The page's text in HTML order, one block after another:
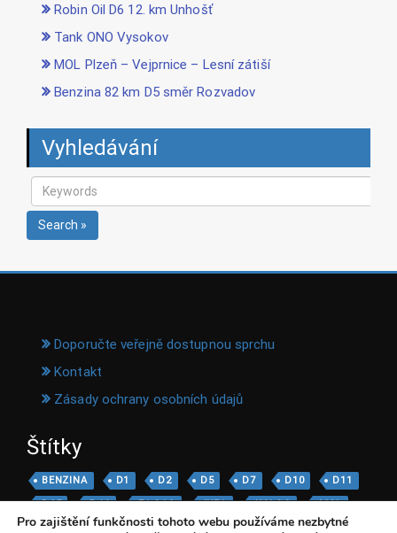
Robin Oil D6 12. km Unhošť
Tank ONO Vysokov
MOL Plzeň – Vejprnice – Lesní zátiší
Benzina 82 km D5 směr Rozvadov
Vyhledávání
Search »
Doporučte veřejně dostupnou sprchu
Kontakt
Zásady ochrany osobních údajů
Štítky
BENZINA D1 D2 D5 D7 D10 D11
D35 D46 F1 GAS IKEA KOLOC MOL
MOTOREST OMV PAPOIL ROBIN OIL
Pro zajištění funkčnosti tohoto webu používáme nezbytné